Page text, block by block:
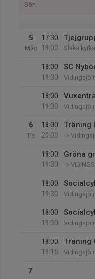
Sön
5
Mån
17:30
19:00
Slaka
18:00
19:30
SC
Vidingsjö
18:00
19:30
Vidingsjö
6
Tis
18:00
20:00
Träning
->
18:00
19:30
Gröna
->
18:00
19:30
Vidingsjö
18:00
19:30
Vidingsjö
18:00
19:15
Träning
Vidingsjö
7